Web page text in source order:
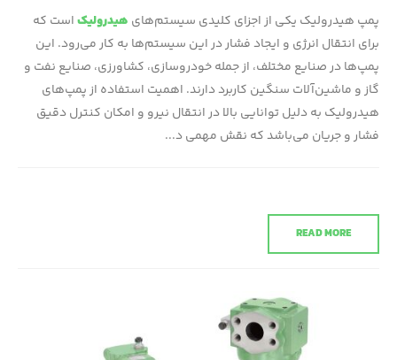
پمپ هیدرولیک یکی از اجزای کلیدی سیستم‌های هیدرولیکاست که
برای انتقال انرژی و ایجاد فشار در این سیستم‌ها به کار می‌رود. این
پمپ‌ها در صنایع مختلف، از جمله خودروسازی، کشاورزی، صنایع نفت و
گاز و ماشین‌آلات سنگین کاربرد دارند. اهمیت استفاده از پمپ‌های
هیدرولیک به دلیل توانایی بالا در انتقال نیرو و امکان کنترل دقیق
فشار و جریان می‌باشد که نقش مهمی د...
READ MORE